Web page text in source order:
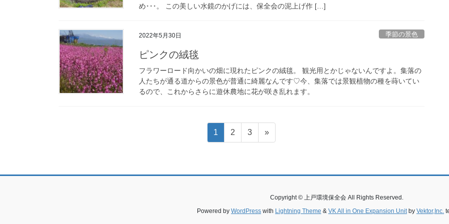
め･･･。 この美しい水鏡のかげには、保全会の泥上げ作 […]
2022年5月30日 季節の景色
ピンクの絨毯
フラワーロード向かいの畑に現れたピンクの絨毯。 観光用とかじゃないんですよ。集落の
人たちが通る道からの景色が普通に綺麗なんです♡今、集落では景観植物の種を蒔いてい
るので、これからさらに遊休農地に花が咲き乱れます。
ビ
固
定
1
固
定
2
固
定
3 »
Copyright © 上戸環境保全会 All Rights Reserved.
Powered by WordPress with Lightning Theme & VK All in One Expansion Unitby Vektor,Inc.